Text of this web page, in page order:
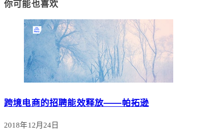
你可能也喜欢
跨境电商的招聘能效释放——帕拓逊
2018年12月24日